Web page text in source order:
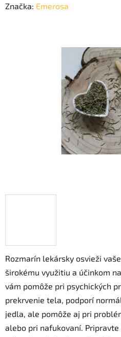
Rozmarín lekársky osvieži
širokému využitiu a účinkom
vám pomôže pri psychických
prekrvenie tela, podporí
jedla, ale pomôže aj pri
alebo pri nafukovaní.
hodnotenie
Značka: Emerosa